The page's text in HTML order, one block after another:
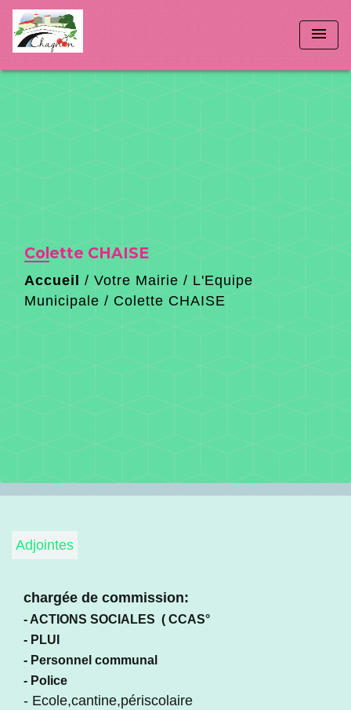
menu
Colette CHAISE
Accueil / Votre Mairie / L'Equipe
Municipale / Colette CHAISE
Adjointes
chargée de commission:
- ACTIONS SOCIALES ( CCAS°
- PLUI
- Personnel communal
- Police
- Ecole,cantine,périscolaire